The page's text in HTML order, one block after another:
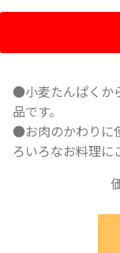
●小麦たんぱくか
品です。
●お肉のかわりに
ろいろなお料理に